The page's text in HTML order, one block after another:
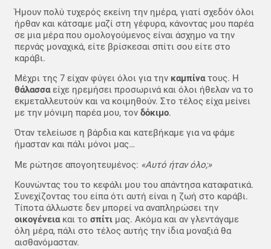
Ήμουν πολύ τυχερός εκείνη την ημέρα, γιατί σχεδόν όλοι
ήρθαν και κάτσαμε μαζί στη γέφυρα, κάνοντας μου παρέα
σε μια μέρα που ομολογούμενος είναι άσχημο να την
περνάς μοναχικά, είτε βρίσκεσαι σπίτι σου είτε στο
καράβι.
Μέχρι της 7 είχαν φύγει όλοι για την καμπίνατους. Η
θάλασσαείχε ηρεμήσει προσωρινά και όλοι ήθελαν να το
εκμεταλλευτούν και να κοιμηθούν. Στο τέλος είχα μείνει
με την μόνιμη παρέα μου, τον δόκιμο.
Όταν τελείωσε η βάρδια και κατεβήκαμε για να φάμε
ήμασταν και πάλι μόνοι μας…
Με ρώτησε απογοητευμένος: «Αυτό ήταν όλο;»
Κουνώντας του το κεφάλι μου του απάντησα καταφατικά.
Συνεχίζοντας του είπα ότι αυτή είναι η ζωή στο καράβι.
Τίποτα άλλωστε δεν μπορεί να αναπληρώσει την
οικογένειακαι το σπίτι μας. Ακόμα και αν γλεντάγαμε
όλη μέρα, πάλι στο τέλος αυτής την ίδια μοναξιά θα
αισθανόμασταν.